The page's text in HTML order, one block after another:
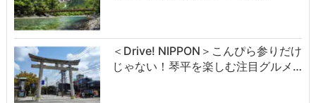
＜Drive! NIPPON＞こんぴら参りだけ
じゃない！琴平を楽しむ注目グルメ…